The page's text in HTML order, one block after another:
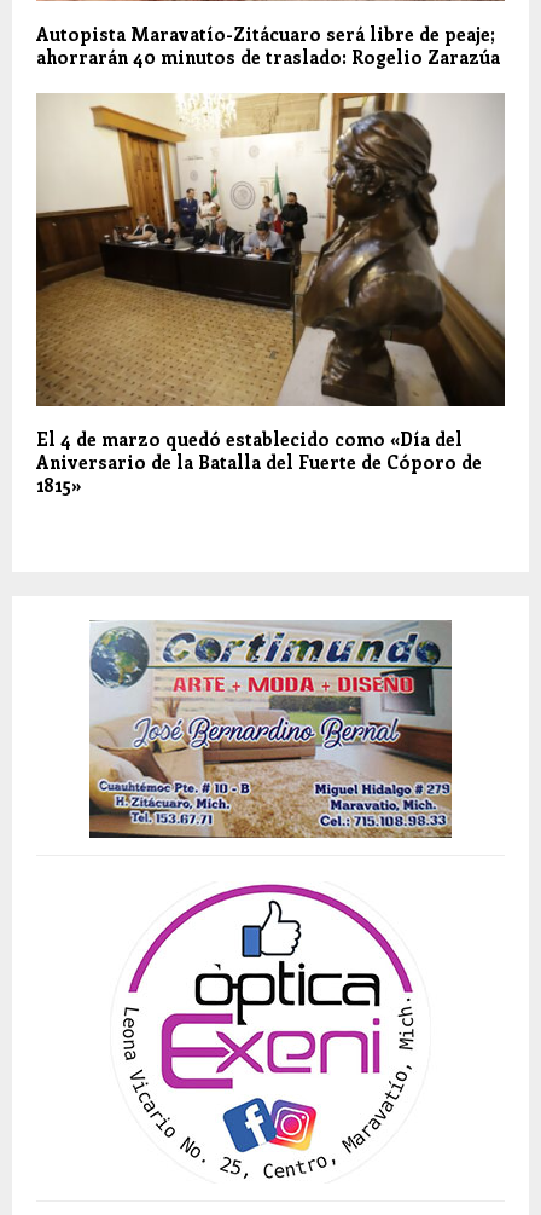
Autopista Maravatío-Zitácuaro será libre de peaje;
ahorrarán 40 minutos de traslado: Rogelio Zarazúa
El 4 de marzo quedó establecido como «Día del
Aniversario de la Batalla del Fuerte de Cóporo de
1815»